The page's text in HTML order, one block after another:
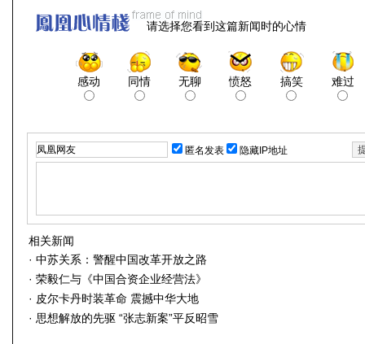
请选择您看到这篇新闻时的心情
感动 同情 无聊 愤怒 搞笑 难过
匿名发表 隐藏IP地址
相关新闻
· 中苏关系：警醒中国改革开放之路
· 荣毅仁与《中国合资企业经营法》
· 皮尔卡丹时装革命 震撼中华大地
· 思想解放的先驱 “张志新案”平反昭雪